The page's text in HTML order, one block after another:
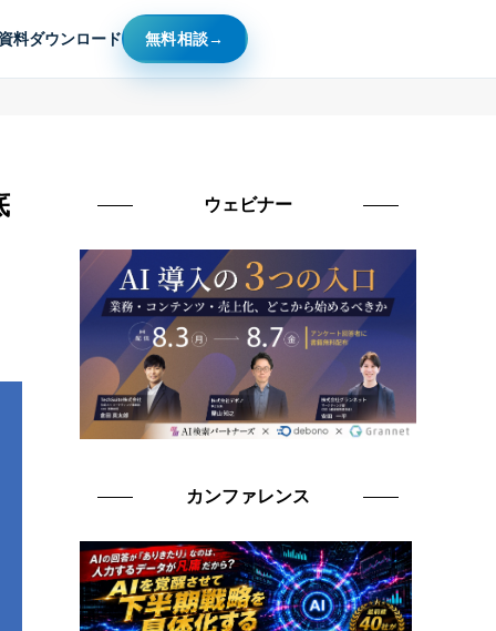
料ダウンロード 無料相談
ウェビナー
カンファレンス